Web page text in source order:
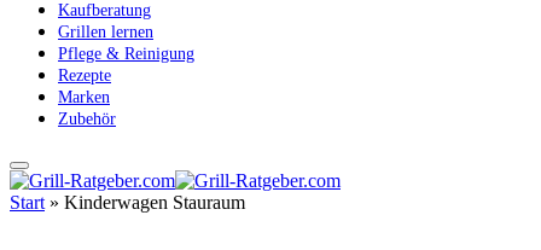
Kaufberatung
Grillen lernen
Pflege & Reinigung
Rezepte
Marken
Zubehör
Start » Kinderwagen Stauraum